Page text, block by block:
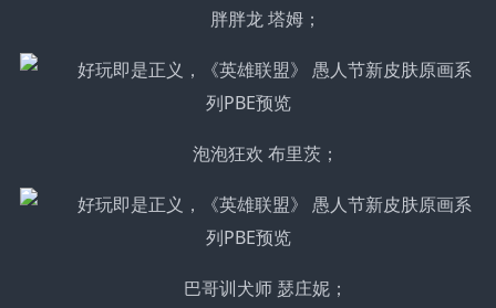
胖胖龙 塔姆；
泡泡狂欢 布里茨；
巴哥训犬师 瑟庄妮；